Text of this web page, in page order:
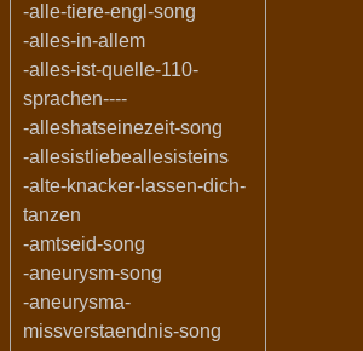
-alle-tiere-engl-song
-alles-in-allem
-alles-ist-quelle-110-
sprachen----
-alleshatseinezeit-song
-allesistliebeallesisteins
-alte-knacker-lassen-dich-
tanzen
-amtseid-song
-aneurysm-song
-aneurysma-
missverstaendnis-song